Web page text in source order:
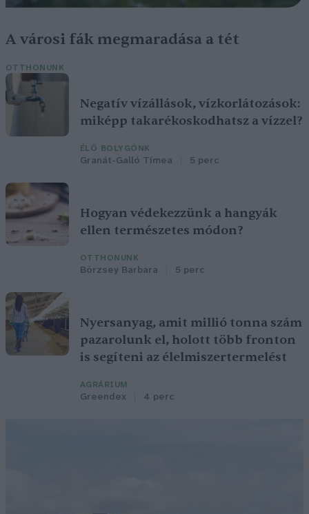
A városi fák megmaradása a tét
OTTHONUNK
Negatív vízállások, vízkorlátozások:
miképp takarékoskodhatsz a vízzel?
ÉLŐ BOLYGÓNK
Granát-Galló Tímea 5 perc
Hogyan védekezzünk a hangyák
ellen természetes módon?
OTTHONUNK
Börzsey Barbara 5 perc
Nyersanyag, amit millió tonna szám
pazarolunk el, holott több fronton
is segíteni az élelmiszertermelést
AGRÁRIUM
Greendex 4 perc